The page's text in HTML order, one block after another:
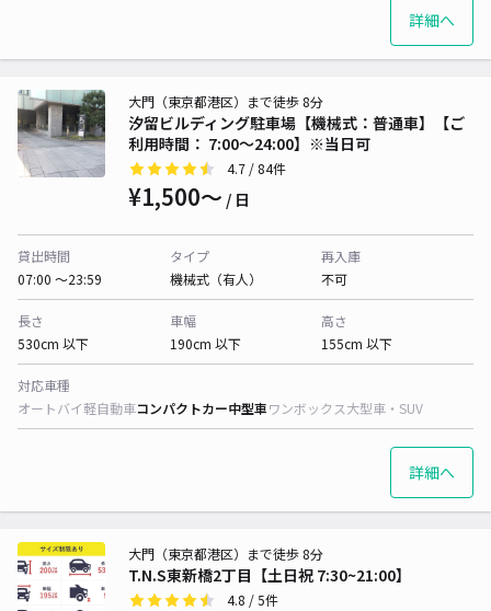
詳細へ
汐留ビルディング駐車場【機械式：普通車】【ご
利用時間： 7:00〜24:00】※当日可
大門（東京都港区）まで徒歩 8分
4.7 / 84件
¥1,500〜 / 日
貸出時間
07:00 〜23:59
タイプ
機械式（有人）
再入庫
不可
長さ
530cm 以下
車幅
190cm 以下
高さ
155cm 以下
対応車種
オートバイ軽自動車コンパクトカー中型車ワンボックス大型車・SUV
詳細へ
T.N.S東新橋2丁目【土日祝 7:30~21:00】
大門（東京都港区）まで徒歩 8分
4.8 / 5件